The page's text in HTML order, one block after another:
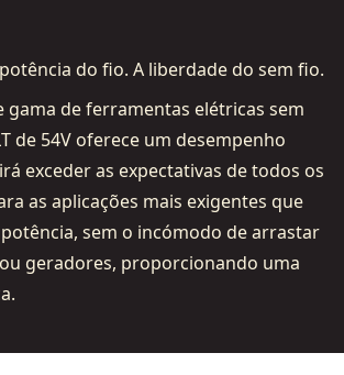
potência do fio. A liberdade do sem fio.
gama de ferramentas elétricas sem
de 54V oferece um desempenho
exceder as expectativas de todos os
as aplicações mais exigentes que
sem o incómodo de arrastar
geradores, proporcionando uma